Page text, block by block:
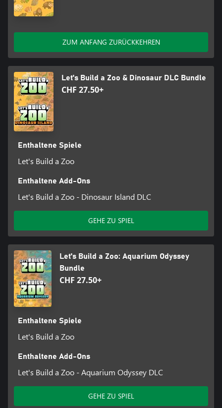
ZUM ANFANG ZURÜCKKEHREN
Let's Build a Zoo & Dinosaur DLC Bundle
CHF 27.50+
Enthaltene Spiele
Let's Build a Zoo
Enthaltene Add-Ons
Let's Build a Zoo - Dinosaur Island DLC
GEHE ZU SPIEL
Let's Build a Zoo: Aquarium Odyssey
Bundle
CHF 27.50+
Enthaltene Spiele
Let's Build a Zoo
Enthaltene Add-Ons
Let's Build a Zoo - Aquarium Odyssey DLC
GEHE ZU SPIEL